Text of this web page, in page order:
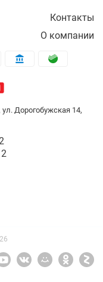
Контакты
О компании
Дорогобужская 14,